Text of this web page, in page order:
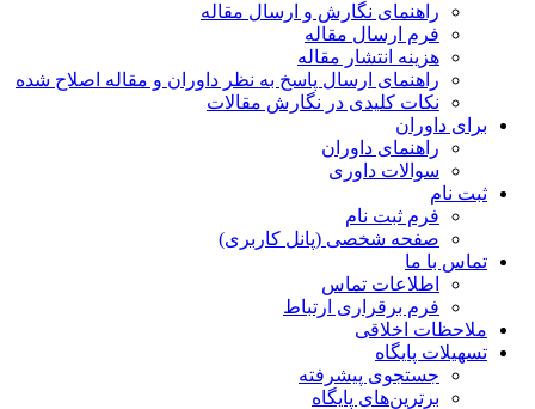
راهنمای نگارش و ارسال مقاله
فرم ارسال مقاله
هزینه انتشار مقاله
راهنمای ارسال پاسخ به نظر داوران و مقاله اصلاح شده
نکات کلیدی در نگارش مقالات
برای داوران
راهنمای داوران
سوالات داوری
ثبت نام
فرم ثبت نام
صفحه شخصی (پانل کاربری)
تماس با ما
اطلاعات تماس
فرم برقراری ارتباط
ملاحظات اخلاقی
تسهیلات پایگاه
جستجوی پیشرفته
برترین‌های پایگاه